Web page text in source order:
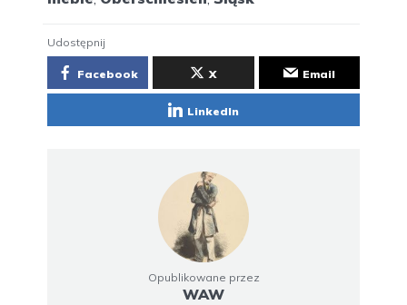
Udostępnij
Facebook X Email
LinkedIn
Opublikowane przez
WAW